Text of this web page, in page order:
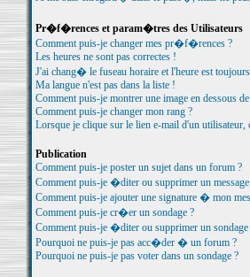
Pr�f�rences et param�tres des Utilisateurs
Comment puis-je changer mes pr�f�rences ?
Les heures ne sont pas correctes !
J'ai chang� le fuseau horaire et l'heure est
Ma langue n'est pas dans la liste !
Comment puis-je montrer une image en dessous
Comment puis-je changer mon rang ?
Lorsque je clique sur le lien e-mail d'un utilisateur,
Publication
Comment puis-je poster un sujet dans un forum ?
Comment puis-je �diter ou supprimer un message
Comment puis-je ajouter une signature � mon
Comment puis-je cr�er un sondage ?
Comment puis-je �diter ou supprimer un sondage
Pourquoi ne puis-je pas acc�der � un forum ?
Pourquoi ne puis-je pas voter dans un sondage ?